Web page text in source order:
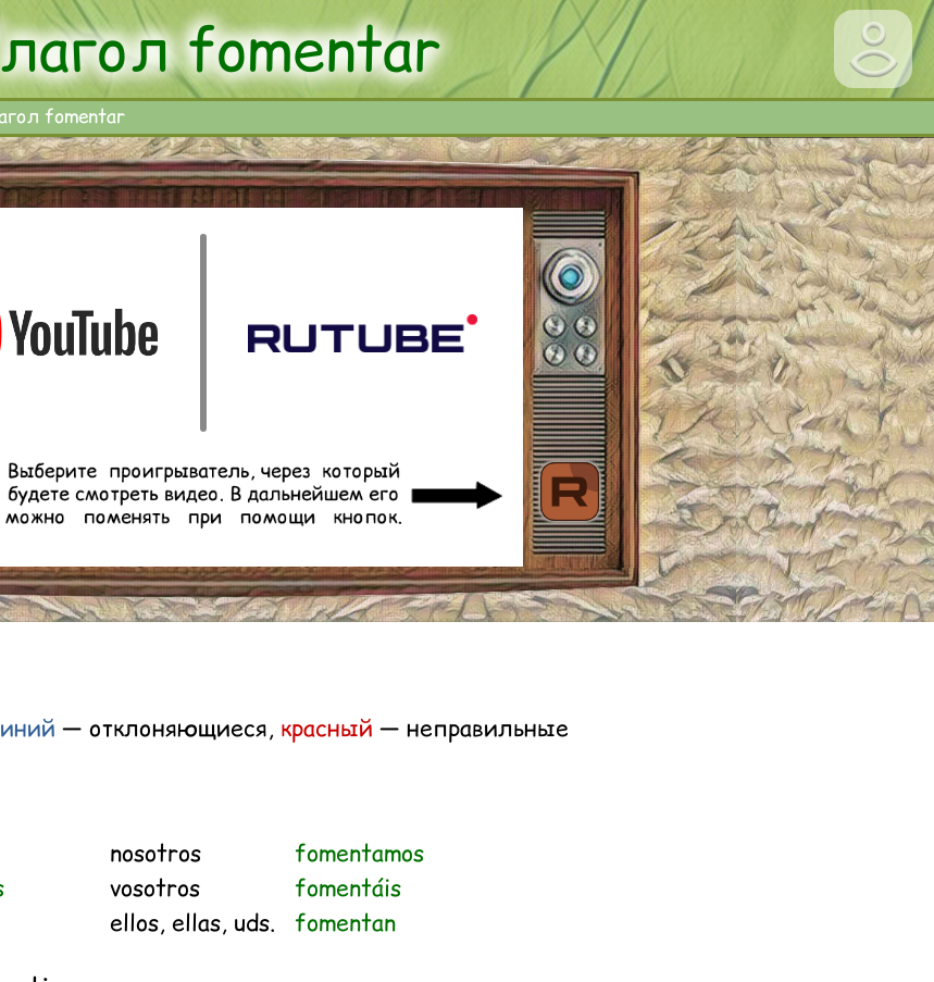
fomentar
fomentar
— отклоняющиеся, красный — неправильные
nosotros
fomentamos
vosotros
fomentáis
ellos, ellas, uds.
fomentan